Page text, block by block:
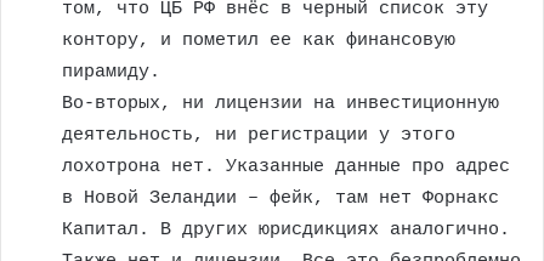
том, что ЦБ РФ внёс в черный список эту
контору, и пометил ее как финансовую
пирамиду.
Во-вторых, ни лицензии на инвестиционную
деятельность, ни регистрации у этого
лохотрона нет. Указанные данные про адрес
в Новой Зеландии – фейк, там нет Форнакс
Капитал. В других юрисдикциях аналогично.